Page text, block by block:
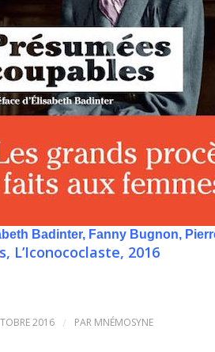
Badinter, Fanny Bugnon,
L’Iconococlaste, 2016
2016 / PAR MNÉMOSYNE